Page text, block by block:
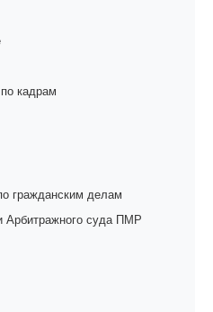
кадрам
гражданским делам
Арбитражного суда ПМР